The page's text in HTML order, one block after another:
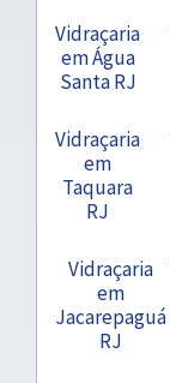
Vidraçaria
em Água
Santa RJ
Vidraçaria
em
Taquara
RJ
Vidraçaria
em
Jacarepaguá
RJ